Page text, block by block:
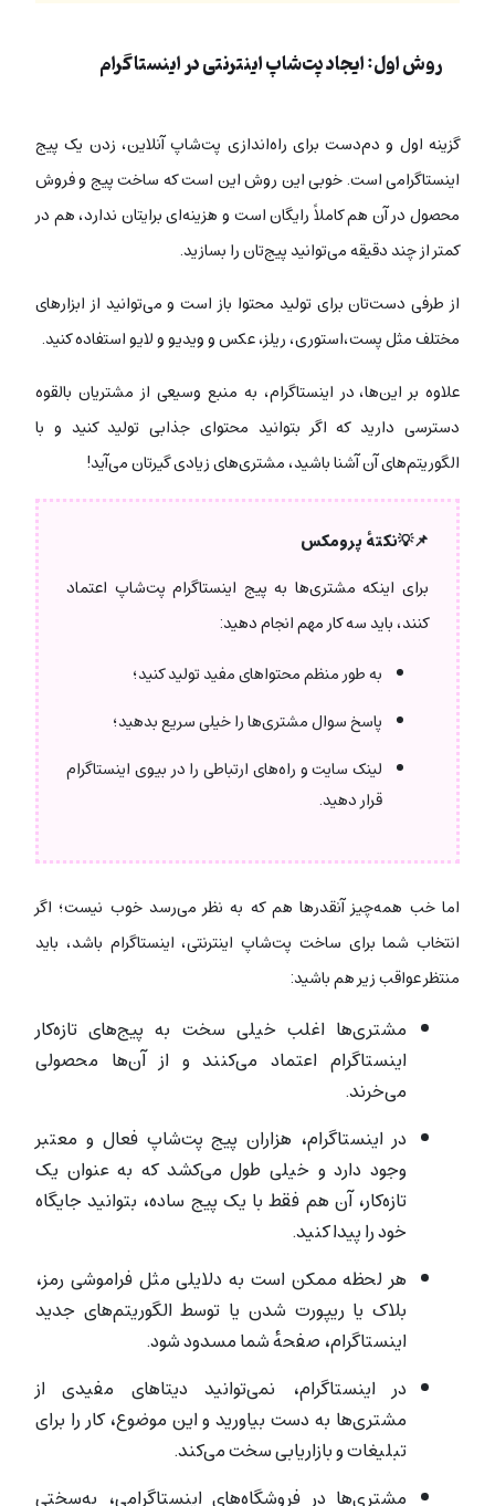
روش اول: ایجاد پت‌شاپ اینترنتی در اینستاگرام
گزینه اول و دم‌دست برای راه‌اندازی پت‌شاپ آنلاین، زدن یک پیج
اینستاگرامی است. خوبی این روش این است که ساخت پیج و فروش
محصول در آن هم کاملاً رایگان است و هزینه‌ای برایتان ندارد، هم در
کمتر از چند دقیقه می‌توانید پیج‌تان را بسازید.
از طرفی دست‌تان برای تولید محتوا باز است و می‌توانید از ابزارهای
مختلف مثل پست،استوری، ریلز، عکس و ویدیو و لایو استفاده کنید.
علاوه بر این‌ها، در اینستاگرام، به منبع وسیعی از مشتریان بالقوه
دسترسی دارید که اگر بتوانید محتوای جذابی تولید کنید و با
الگوریتم‌های آن آشنا باشید، مشتری‌های زیادی گیرتان می‌آید!
📌💡نکتهٔ پرومکس
برای اینکه مشتری‌ها به پیج اینستاگرام پت‌شاپ اعتماد
کنند، باید سه کار مهم انجام دهید:
به طور منظم محتواهای مفید تولید کنید؛
پاسخ سوال مشتری‌ها را خیلی سریع بدهید؛
لینک سایت و راه‌های ارتباطی را در بیوی اینستاگرام
قرار دهید.
اما خب همه‌چیز آنقدرها هم که به نظر می‌رسد خوب نیست؛ اگر
انتخاب شما برای ساخت پت‌شاپ اینترنتی، اینستاگرام باشد، باید
منتظر عواقب زیر هم باشید:
مشتری‌ها اغلب خیلی سخت به پیج‌های تازه‌کار
اینستاگرام اعتماد می‌کنند و از آن‌ها محصولی
می‌خرند.
در اینستاگرام، هزاران پیج پت‌شاپ فعال و معتبر
وجود دارد و خیلی طول می‌کشد که به عنوان یک
تازه‌کار، آن هم فقط با یک پیج ساده، بتوانید جایگاه
خود را پیدا کنید.
هر لحظه ممکن است به دلایلی مثل فراموشی رمز،
بلاک یا ریپورت شدن یا توسط الگوریتم‌های جدید
اینستاگرام، صفحهٔ شما مسدود شود.
در اینستاگرام، نمی‌توانید دیتاهای مفیدی از
مشتری‌ها به دست بیاورید و این موضوع، کار را برای
تبلیغات و بازاریابی سخت می‌کند.
مشتری‌ها در فروشگاه‌های اینستاگرامی، به‌سختی